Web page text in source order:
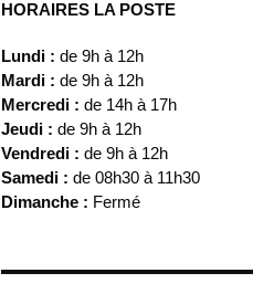
HORAIRES LA POSTE
Lundi : de 9h à 12h
Mardi : de 9h à 12h
Mercredi : de 14h à 17h
Jeudi : de 9h à 12h
Vendredi : de 9h à 12h
Samedi : de 08h30 à 11h30
Dimanche : Fermé